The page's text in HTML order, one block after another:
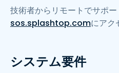
技術者からリモートでサポー
sos.splashtop.comにアク
システム要件